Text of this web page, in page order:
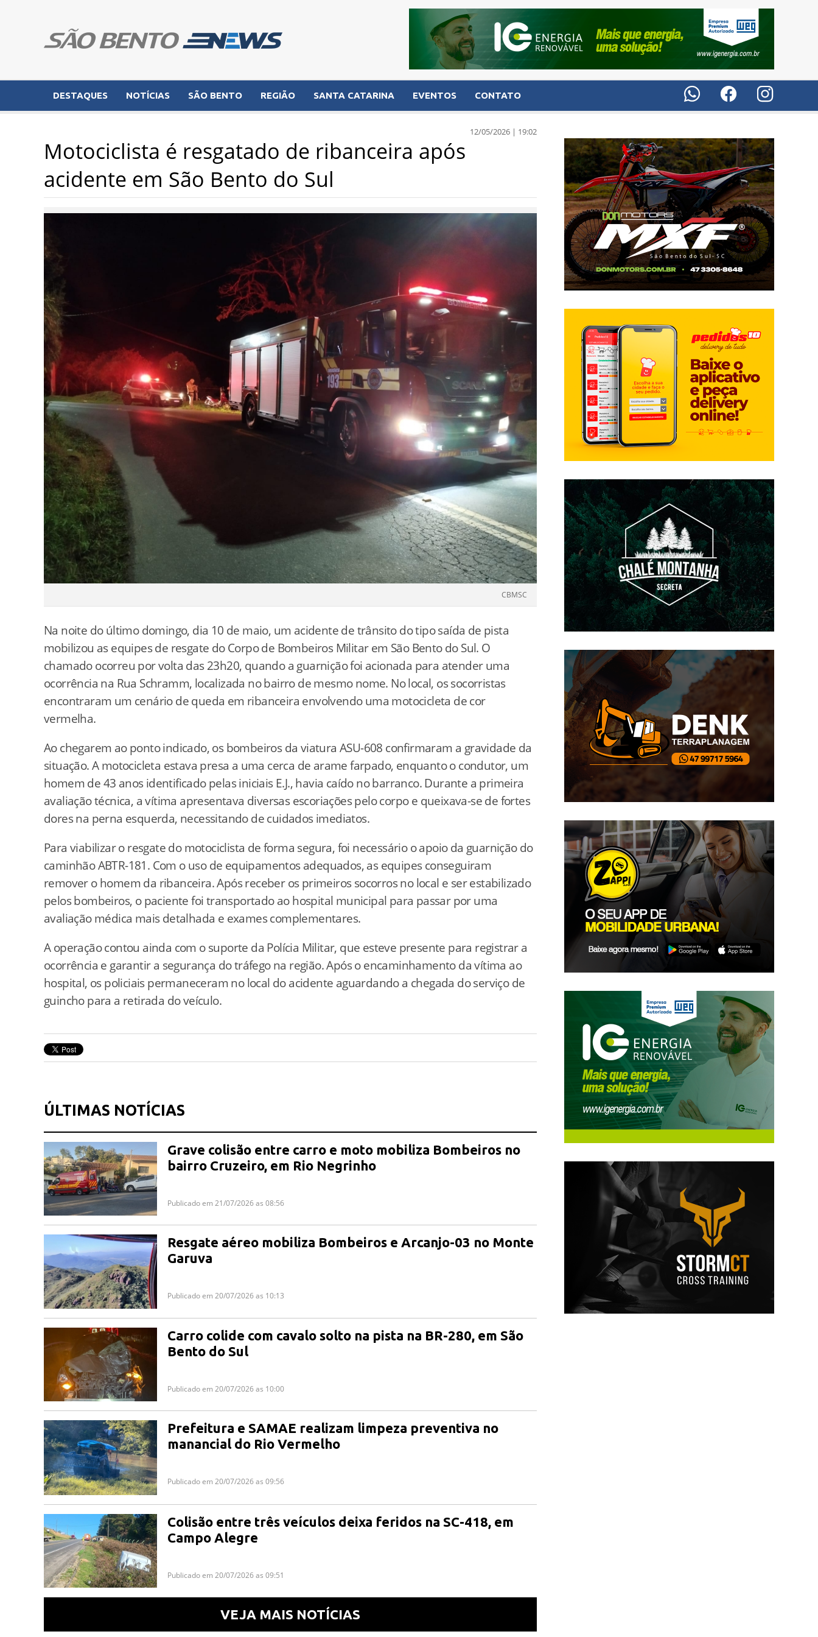
DESTAQUES NOTÍCIAS SÃO BENTO REGIÃO SANTA CATARINA EVENTOS CONTATO
12/05/2026 | 19:02
Motociclista é resgatado de ribanceira após
acidente em São Bento do Sul
CBMSC
Na noite do último domingo, dia 10 de maio, um acidente de trânsito do tipo saída de pista
mobilizou as equipes de resgate do Corpo de Bombeiros Militar em São Bento do Sul. O
chamado ocorreu por volta das 23h20, quando a guarnição foi acionada para atender uma
ocorrência na Rua Schramm, localizada no bairro de mesmo nome. No local, os socorristas
encontraram um cenário de queda em ribanceira envolvendo uma motocicleta de cor
vermelha.
Ao chegarem ao ponto indicado, os bombeiros da viatura ASU-608 confirmaram a gravidade da
situação. A motocicleta estava presa a uma cerca de arame farpado, enquanto o condutor, um
homem de 43 anos identificado pelas iniciais E.J., havia caído no barranco. Durante a primeira
avaliação técnica, a vítima apresentava diversas escoriações pelo corpo e queixava-se de fortes
dores na perna esquerda, necessitando de cuidados imediatos.
Para viabilizar o resgate do motociclista de forma segura, foi necessário o apoio da guarnição do
caminhão ABTR-181. Com o uso de equipamentos adequados, as equipes conseguiram
remover o homem da ribanceira. Após receber os primeiros socorros no local e ser estabilizado
pelos bombeiros, o paciente foi transportado ao hospital municipal para passar por uma
avaliação médica mais detalhada e exames complementares.
A operação contou ainda com o suporte da Polícia Militar, que esteve presente para registrar a
ocorrência e garantir a segurança do tráfego na região. Após o encaminhamento da vítima ao
hospital, os policiais permaneceram no local do acidente aguardando a chegada do serviço de
guincho para a retirada do veículo.
ÚLTIMAS NOTÍCIAS
Grave colisão entre carro e moto mobiliza Bombeiros no
bairro Cruzeiro, em Rio Negrinho
Publicado em 21/07/2026 as 08:56
Resgate aéreo mobiliza Bombeiros e Arcanjo-03 no Monte
Garuva
Publicado em 20/07/2026 as 10:13
Carro colide com cavalo solto na pista na BR-280, em São
Bento do Sul
Publicado em 20/07/2026 as 10:00
Prefeitura e SAMAE realizam limpeza preventiva no
manancial do Rio Vermelho
Publicado em 20/07/2026 as 09:56
Colisão entre três veículos deixa feridos na SC-418, em
Campo Alegre
Publicado em 20/07/2026 as 09:51
VEJA MAIS NOTÍCIAS